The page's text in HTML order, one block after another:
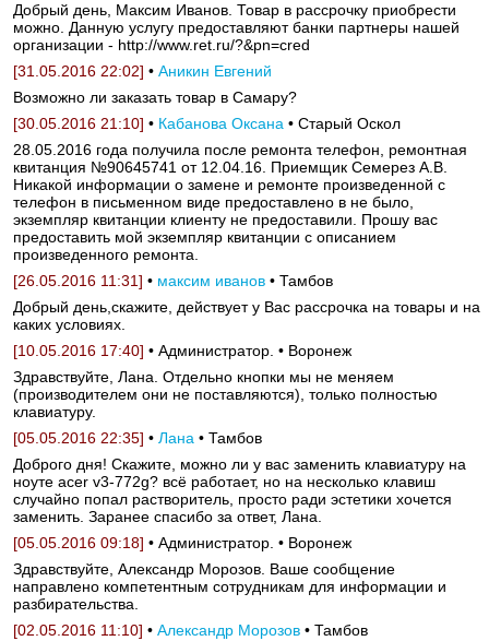
Добрый день, Максим Иванов. Товар в рассрочку приобрести
можно. Данную услугу предоставляют банки партнеры нашей
организации - http://www.ret.ru/?&pn=cred
[31.05.2016 22:02] • Аникин Евгений
Возможно ли заказать товар в Самару?
[30.05.2016 21:10] • Кабанова Оксана • Старый Оскол
28.05.2016 года получила после ремонта телефон, ремонтная
квитанция №90645741 от 12.04.16. Приемщик Семерез А.В.
Никакой информации о замене и ремонте произведенной с
телефон в письменном виде предоставлено в не было,
экземпляр квитанции клиенту не предоставили. Прошу вас
предоставить мой экземпляр квитанции с описанием
произведенного ремонта.
[26.05.2016 11:31] • максим иванов • Тамбов
Добрый день,скажите, действует у Вас рассрочка на товары и на
каких условиях.
[10.05.2016 17:40] • Администратор. • Воронеж
Здравствуйте, Лана. Отдельно кнопки мы не меняем
(производителем они не поставляются), только полностью
клавиатуру.
[05.05.2016 22:35] • Лана • Тамбов
Доброго дня! Скажите, можно ли у вас заменить клавиатуру на
ноуте acer v3-772g? всё работает, но на несколько клавиш
случайно попал растворитель, просто ради эстетики хочется
заменить. Заранее спасибо за ответ, Лана.
[05.05.2016 09:18] • Администратор. • Воронеж
Здравствуйте, Александр Морозов. Ваше сообщение
направлено компетентным сотрудникам для информации и
разбирательства.
[02.05.2016 11:10] • Александр Морозов • Тамбов